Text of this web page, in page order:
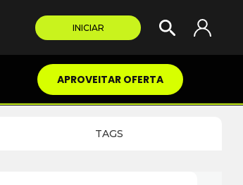
INICIAR
APROVEITAR OFERTA
TAGS